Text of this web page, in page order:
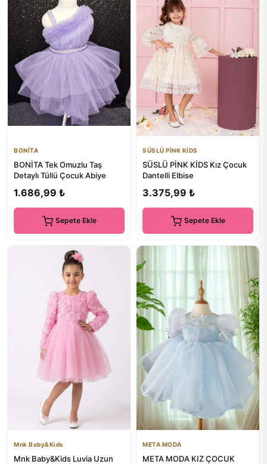
BONİTA
BONİTA Tek Omuzlu Taş
Detaylı Tüllü Çocuk Abiye
1.686,99 ₺
Sepete Ekle
SÜSLÜ PİNK KİDS
SÜSLÜ PİNK KİDS Kız Çocuk
Dantelli Elbise
3.375,99 ₺
Sepete Ekle
Mnk Baby&Kids
Mnk Baby&Kids Luvia Uzun
META MODA
META MODA KIZ ÇOCUK